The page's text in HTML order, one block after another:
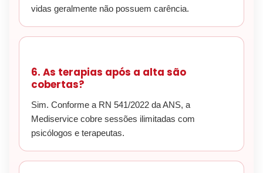
vidas geralmente não possuem carência.
6. As terapias após a alta são
cobertas?
Sim. Conforme a RN 541/2022 da ANS, a
Mediservice cobre sessões ilimitadas com
psicólogos e terapeutas.